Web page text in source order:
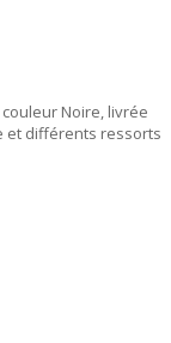
couleur Noire, livrée
et différents ressorts